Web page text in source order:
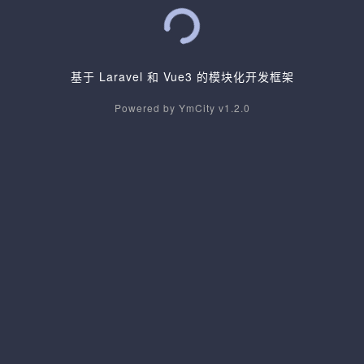
基于 Laravel 和 Vue3 的模块化开发框架
Powered by YmCity v1.2.0